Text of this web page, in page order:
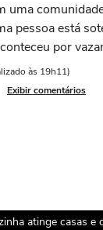
uma
pessoa está
por
às 19h11)
Exibir comentários
atinge casas e